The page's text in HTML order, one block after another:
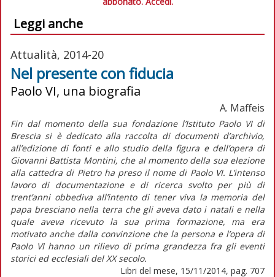
Leggi anche
Attualità, 2014-20
Nel presente con fiducia
Paolo VI, una biografia
A. Maffeis
Fin dal momento della sua fondazione l’Istituto Paolo VI di
Brescia si è dedicato alla raccolta di documenti d’archivio,
all’edizione di fonti e allo studio della figura e dell’opera di
Giovanni Battista Montini, che al momento della sua elezione
alla cattedra di Pietro ha preso il nome di Paolo VI. L’intenso
lavoro di documentazione e di ricerca svolto per più di
trent’anni obbediva all’intento di tener viva la memoria del
papa bresciano nella terra che gli aveva dato i natali e nella
quale aveva ricevuto la sua prima formazione, ma era
motivato anche dalla convinzione che la persona e l’opera di
Paolo VI hanno un rilievo di prima grandezza fra gli eventi
storici ed ecclesiali del XX secolo.
Libri del mese, 15/11/2014, pag. 707